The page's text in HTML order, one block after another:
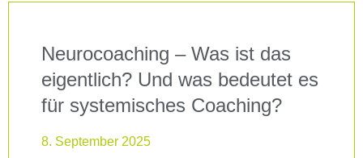
Neurocoaching – Was ist das
eigentlich? Und was bedeutet es
für systemisches Coaching?
8. September 2025